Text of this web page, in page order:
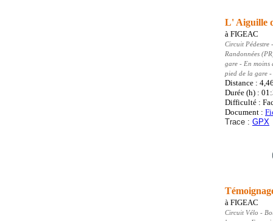
L' Aiguille
à FIGEAC
Circuit Pédestre
Randonnées
gare - En moins
pied de la gare -
Distance :
Durée (h) :
Difficulté :
Document :
Trace : GPX
à FIGEAC
Circuit Vélo -